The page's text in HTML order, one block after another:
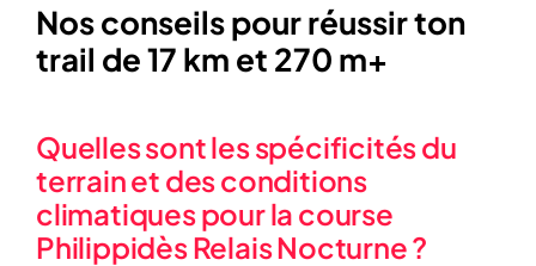
Nos conseils pour réussir ton
trail de 17 km et 270 m+
Quelles sont les spécificités du
terrain et des conditions
climatiques pour la course
Philippidès Relais Nocturne ?